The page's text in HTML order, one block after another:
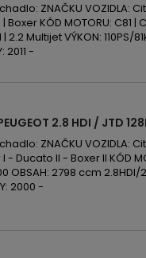
ZNAČKU VOZIDLA:
KÓD MOTORU: C81 |
2.2 Multijet VÝKON: 110PS/
2011 -
2.8 HDI / JTD
ZNAČKU VOZIDLA:
Ducato II - Boxer II KÓD
OBSAH: 2798 ccm 2.8HDI/
2000 -